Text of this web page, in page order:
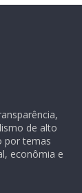
de alto
por temas
econômia e